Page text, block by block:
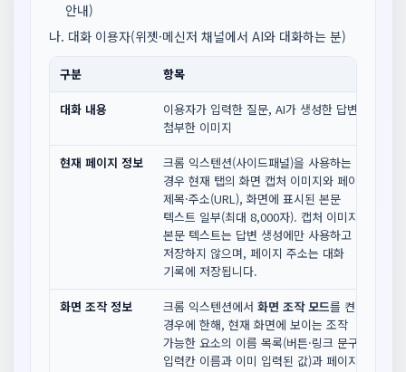
안내)
나. 대화 이용자(위젯·메신저 채널에서 AI와 대화하는 분)
구분 항목
대화 내용
이용자가 입력한 질문, AI가 생성한 답변,
첨부한 이미지
현재 페이지 정보
크롬 익스텐션(사이드패널)을 사용하는
경우 현재 탭의 화면 캡처 이미지와 페이지
제목·주소(URL), 화면에 표시된 본문
텍스트 일부(최대 8,000자). 캡처 이미지와
본문 텍스트는 답변 생성에만 사용하고
저장하지 않으며, 페이지 주소는 대화
기록에 저장됩니다.
화면 조작 정보 크롬 익스텐션에서 화면 조작 모드를 켠
경우에 한해, 현재 화면에 보이는 조작
가능한 요소의 이름 목록(버튼·링크 문구,
입력칸 이름과 이미 입력된 값)과 페이지